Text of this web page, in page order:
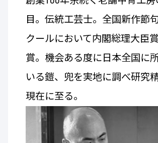
目。伝統工芸士。全国新作節
クールにおいて内閣総理大臣
賞。機会ある度に日本全国に
いる鎧、兜を実地に調べ研究
現在に至る。